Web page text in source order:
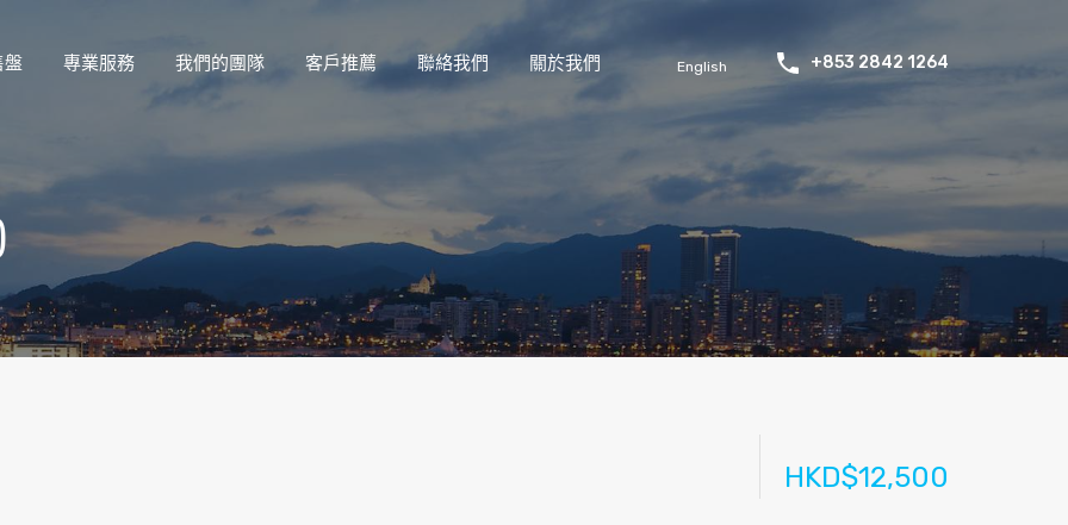
盤 專業服務 我們的團隊 客戶推薦 聯絡我們 關於我們 English +853 2842 1264
HKD$12,500